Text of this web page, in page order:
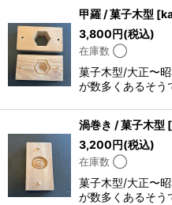
甲羅 / 菓子木型 [
3,800円(税込)
在庫数 ◯
菓子木型/大正〜
が数多くあるそ
渦巻き / 菓子木型 [
3,200円(税込)
在庫数 ◯
菓子木型/大正〜
が数多くあるそ